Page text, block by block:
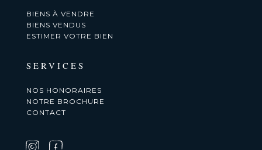
BIENS À VENDRE
BIENS VENDUS
ESTIMER VOTRE BIEN
SERVICES
NOS HONORAIRES
NOTRE BROCHURE
CONTACT